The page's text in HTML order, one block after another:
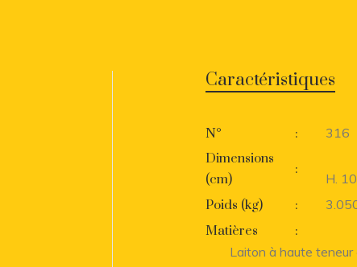
Caractéristiques
N° :
316
Dimensions
(cm)
:
H.
Poids (kg)
:
Matières
:
Laiton à haute